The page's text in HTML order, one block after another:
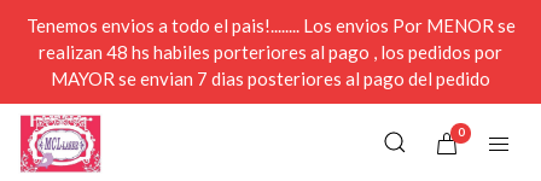
Tenemos envios a todo el pais!........ Los envios Por MENOR se
realizan 48 hs habiles porteriores al pago , los pedidos por
MAYOR se envian 7 dias posteriores al pago del pedido
0